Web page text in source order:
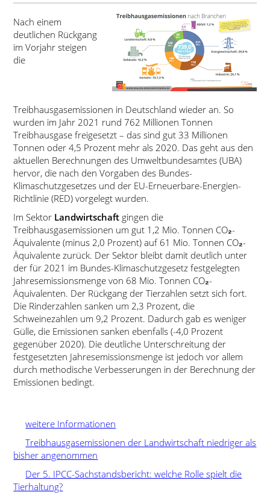
Nach einem
deutlichen Rückgang
im Vorjahr steigen
die
Treibhausgasemissionen in Deutschland wieder an. So
wurden im Jahr 2021 rund 762 Millionen Tonnen
Treibhausgase freigesetzt – das sind gut 33 Millionen
Tonnen oder 4,5 Prozent mehr als 2020. Das geht aus den
aktuellen Berechnungen des Umweltbundesamtes (UBA)
hervor, die nach den Vorgaben des Bundes-
Klimaschutzgesetzes und der EU-Erneuerbare-Energien-
Richtlinie (RED) vorgelegt wurden.
Im Sektor Landwirtschaft gingen die
Treibhausgasemissionen um gut 1,2 Mio. Tonnen CO₂-
Äquivalente (minus 2,0 Prozent) auf 61 Mio. Tonnen CO₂-
Äquivalente zurück. Der Sektor bleibt damit deutlich unter
der für 2021 im Bundes-Klimaschutzgesetz festgelegten
Jahresemissionsmenge von 68 Mio. Tonnen CO₂-
Äquivalenten. Der Rückgang der Tierzahlen setzt sich fort.
Die Rinderzahlen sanken um 2,3 Prozent, die
Schweinezahlen um 9,2 Prozent. Dadurch gab es weniger
Gülle, die Emissionen sanken ebenfalls (-4,0 Prozent
gegenüber 2020). Die deutliche Unterschreitung der
festgesetzten Jahresemissionsmenge ist jedoch vor allem
durch methodische Verbesserungen in der Berechnung der
Emissionen bedingt.
weitere Informationen
Treibhausgasemissionen der Landwirtschaft niedriger als
bisher angenommen
Der 5. IPCC-Sachstandsbericht: welche Rolle spielt die
Tierhaltung?